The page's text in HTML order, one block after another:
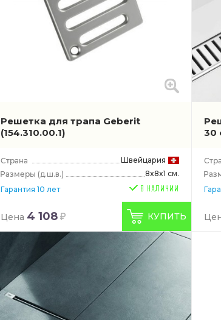
Решетка для трапа Geberit
(154.310.00.1)
Швейцария
(д.ш.в.)
8x8x1 см.
Гарантия 10 лет
Цена 4 108 КУПИТЬ
30